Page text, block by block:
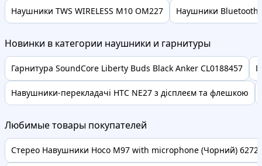
Наушники TWS WIRELESS M10 OM227 Наушники Bluetooth
Новинки в категории наушники и гарнитуры
Гарнитура SoundСore Liberty Buds Black Anker CL0188457
Навушники-перекладачі HTC NE27 з дісплеєм та флешкою
Любимые товары покупателей
Стерео Навушники Hoco M97 with microphone (Чорний)